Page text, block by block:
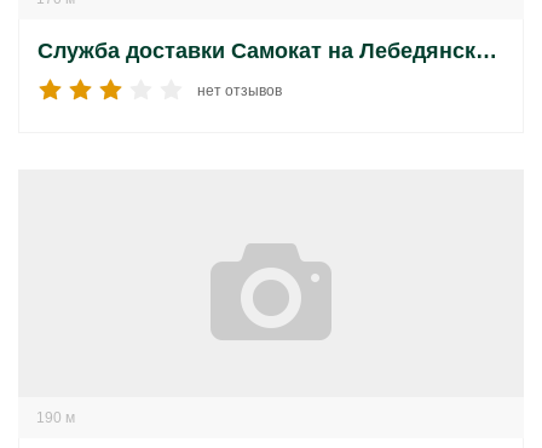
Служба доставки Самокат на Лебедянской улице
нет отзывов
190 м